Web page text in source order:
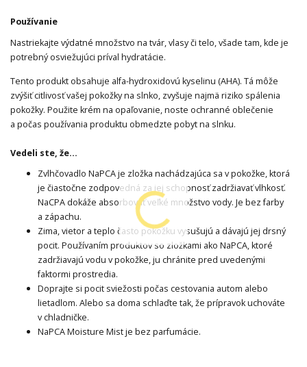
Používanie
Nastriekajte výdatné množstvo na tvár, vlasy či telo, všade tam, kde je
potrebný osviežujúci príval hydratácie.
Tento produkt obsahuje alfa-hydroxidovú kyselinu (AHA). Tá môže
zvýšiť citlivosť vašej pokožky na slnko, zvyšuje najmä riziko spálenia
pokožky. Použite krém na opaľovanie, noste ochranné oblečenie
a počas používania produktu obmedzte pobyt na slnku.
Vedeli ste, že…
Zvlhčovadlo NaPCA je zložka nachádzajúca sa v pokožke, ktorá
je čiastočne zodpovedná za jej schopnosť zadržiavať vlhkosť.
NaCPA dokáže absorbovať veľké množstvo vody. Je bez farby
a zápachu.
Zima, vietor a teplo často pokožku vysušujú a dávajú jej drsný
pocit. Používaním produktov so zložkami ako NaPCA, ktoré
zadržiavajú vodu v pokožke, ju chránite pred uvedenými
faktormi prostredia.
Doprajte si pocit sviežosti počas cestovania autom alebo
lietadlom. Alebo sa doma schlaďte tak, že prípravok uchováte
v chladničke.
NaPCA Moisture Mist je bez parfumácie.